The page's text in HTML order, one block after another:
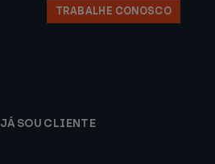
TRABALHE CONOSCO
JÁ SOU CLIENTE